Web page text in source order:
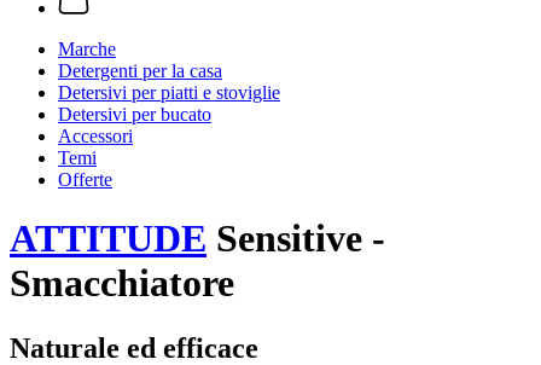
Marche
Detergenti per la casa
Detersivi per piatti e stoviglie
Detersivi per bucato
Accessori
Temi
Offerte
ATTITUDE Sensitive -
Smacchiatore
Naturale ed efficace